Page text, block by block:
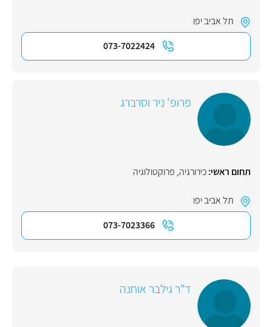
תל אביב יפו
073-7022424
פרופ' ניר וסרברג
תחום ראשי:כירורגיה, פרוקטולוגיה
תל אביב יפו
073-7023366
ד"ר גילבר אוחנה